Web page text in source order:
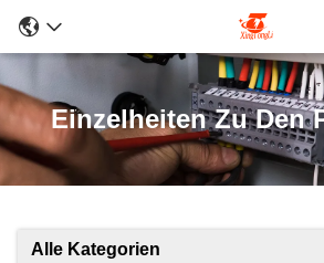
Einzelheiten Zu Den
Alle Kategorien